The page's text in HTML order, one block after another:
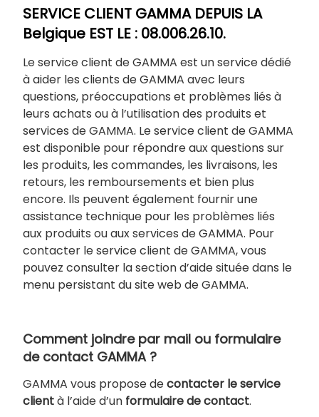
SERVICE CLIENT GAMMA DEPUIS LA
Belgique EST LE : 08.006.26.10.
Le service client de GAMMA est un service dédié
à aider les clients de GAMMA avec leurs
questions, préoccupations et problèmes liés à
leurs achats ou à l’utilisation des produits et
services de GAMMA. Le service client de GAMMA
est disponible pour répondre aux questions sur
les produits, les commandes, les livraisons, les
retours, les remboursements et bien plus
encore. Ils peuvent également fournir une
assistance technique pour les problèmes liés
aux produits ou aux services de GAMMA. Pour
contacter le service client de GAMMA, vous
pouvez consulter la section d’aide située dans le
menu persistant du site web de GAMMA.
Comment joindre par mail ou formulaire
de contact GAMMA ?
GAMMA vous propose decontacter le service
clientà l’aide d’un formulaire de contact.